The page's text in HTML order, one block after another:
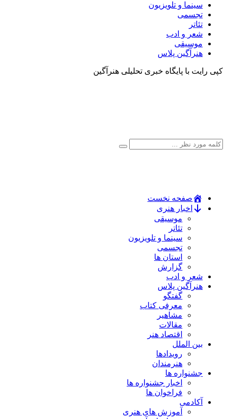
سینما و تلویزیون
تجسمی
تئاتر
شعر و ادب
موسیقی
هنرآگین پلاس
کپی رایت با پایگاه خبری تحلیلی هنرآگین
صفحه نخست
اخبار هنری
موسیقی
تئاتر
سینما و تلویزیون
تجسمی
استان ها
گزارش
شعر و ادب
هنرآگین پلاس
گفتگو
معرفی کتاب
مشاهیر
مقالات
اقتصاد هنر
بین الملل
رویدادها
هنرمندان
جشنواره ها
اخبار جشنواره ها
فراخوان ها
آکادمی
آموزش های هنری